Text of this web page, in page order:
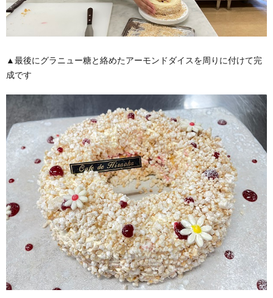
▲最後にグラニュー糖と絡めたアーモンドダイスを周りに付けて完
成です